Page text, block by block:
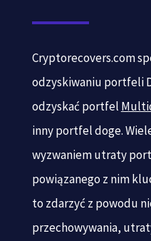
Cryptorecovers.com
odzyskiwaniu portfeli
odzyskać portfel
inny portfel doge.
wyzwaniem utraty
powiązanego z nim
to zdarzyć z powodu
przechowywania,